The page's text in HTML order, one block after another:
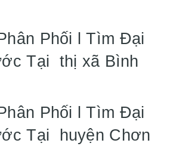
Phối l Tìm Đại
Tại thị xã Bình
Phối l Tìm Đại
Tại huyện Chơn